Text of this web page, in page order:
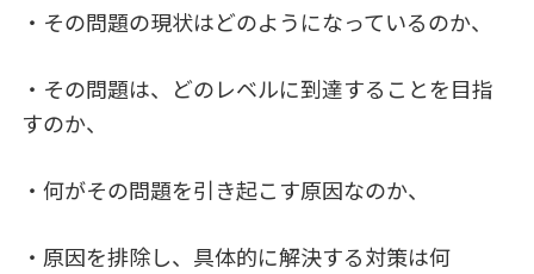
・その問題の現状はどのようになっているのか、
・その問題は、どのレベルに到達することを目指
すのか、
・何がその問題を引き起こす原因なのか、
・原因を排除し、具体的に解決する対策は何